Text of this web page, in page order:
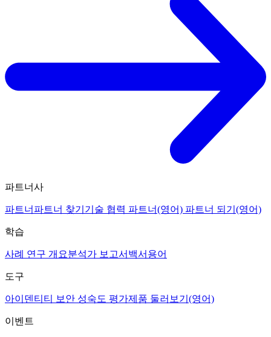
파트너사
파트너 파트너 찾기 기술 협력 파트너(영어) 파트너 되기(영어)
학습
사례 연구 개요분석가 보고서 백서 용어
도구
아이덴티티 보안 성숙도 평가제품 둘러보기(영어)
이벤트